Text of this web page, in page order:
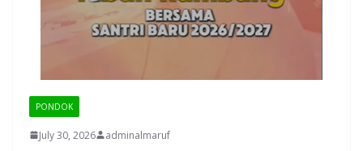
PONDOK
July 30, 2026 adminalmaruf